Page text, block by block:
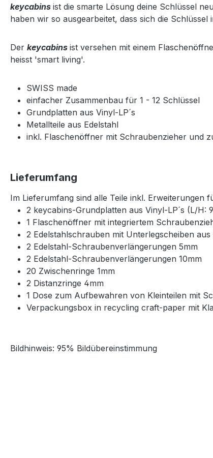
keycabins ist die smarte Lösung deine Schlüssel
haben wir so ausgearbeitet, dass sich die Schlüssel
Der keycabins ist versehen mit einem
heisst 'smart living'.
SWISS made
einfacher Zusammenbau für 1 - 12 Schlüssel
Grundplatten aus Vinyl-LP´s
Metallteile aus Edelstahl
inkl. Flaschenöffner mit Schraubenzieher und
Lieferumfang
Im Lieferumfang sind alle Teile inkl. Erweiterungen
2 keycabins-Grundplatten aus Vinyl-LP´s (L/H:
1 Flaschenöffner mit integriertem
2 Edelstahlschrauben mit Unterlegscheiben aus
2 Edelstahl-Schraubenverlängerungen 5mm
2 Edelstahl-Schraubenverlängerungen 10mm
20 Zwischenringe 1mm
2 Distanzringe 4mm
1 Dose zum Aufbewahren von Kleinteilen mit
Verpackungsbox in recycling craft-paper mit
Bildhinweis: 95% Bildübereinstimmung